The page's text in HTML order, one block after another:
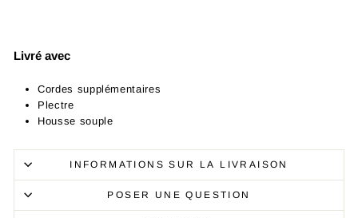
Livré avec
Cordes supplémentaires
Plectre
Housse souple
INFORMATIONS SUR LA LIVRAISON
POSER UNE QUESTION